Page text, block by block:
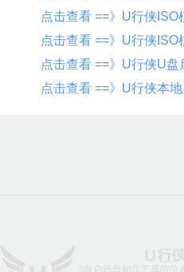
点击查看 ==》U行侠ISO
点击查看 ==》U行侠ISO
点击查看 ==》U行侠U盘
点击查看 ==》U行侠本